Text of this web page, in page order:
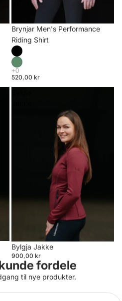
Brynjar Men's Performance
Riding Shirt
520,00 kr
Bylgja Jakke
900,00 kr
fordele
til nye produkter.